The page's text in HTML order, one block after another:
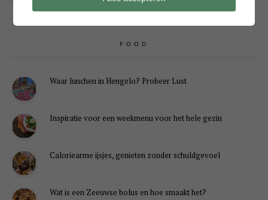
FOOD
Waar lunchen in Hengelo? Probeer Lust
Inspiratie voor een weekmenu voor het hele gezin
Caloriearme ijsjes, genieten zonder schuldgevoel
Wat is een Zeeuwse bolus en hoe smaakt het?